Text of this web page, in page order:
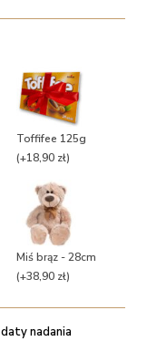
Toffifee 125g
(+18,90 zł)
Miś brąz - 28cm
(+38,90 zł)
nadania